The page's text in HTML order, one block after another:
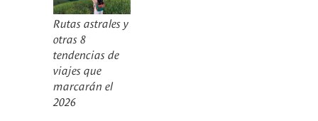
Rutas astrales y
otras 8
tendencias de
viajes que
marcarán el
2026